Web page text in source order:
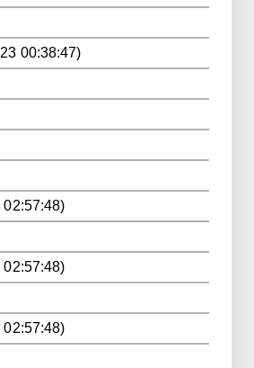
00:38:47)
02:57:48)
02:57:48)
02:57:48)